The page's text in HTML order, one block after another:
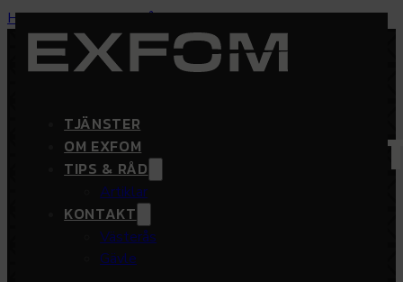
Hoppa till huvudinnehållHoppa till sidfot
TJÄNSTER
OM EXFOM
TIPS & RÅD
Artiklar
KONTAKT
Västerås
Gävle